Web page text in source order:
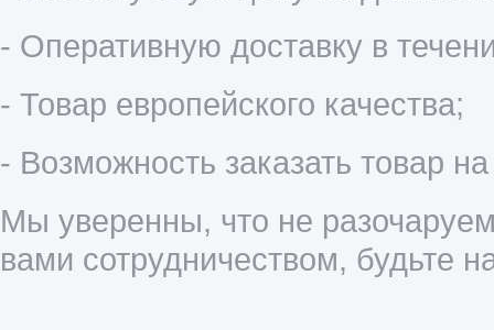
- Оперативную доставку в
- Товар европейского качества;
- Возможность заказать товар
Мы уверенны, что не
вами сотрудничеством, будьте